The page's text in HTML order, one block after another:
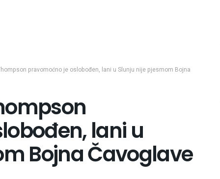
pravomoćno je oslobođen, lani u Slunju nije pjesmom Bojna
lani u
Bojna Čavoglave